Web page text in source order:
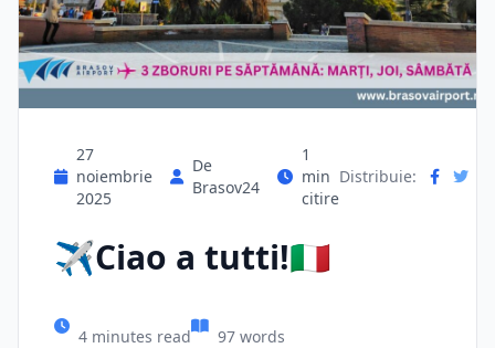
27
noiembrie
2025
De
Brasov24
1
min
citire
Distribuie:
✈️Ciao a tutti!🇮🇹
4 minutes read 97 words